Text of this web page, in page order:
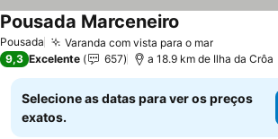
Pousada Varanda com vista para o marVer preços
Pousada Marceneiro
9,3 Excelente 657 a 18.9 km de Ilha da Crôa
Selecione as datas para ver os preços
exatos.